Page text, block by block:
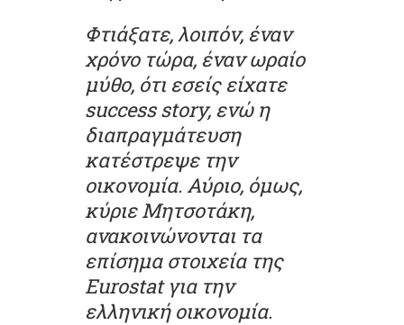
Φτιάξατε, λοιπόν, έναν
χρόνο τώρα, έναν ωραίο
μύθο, ότι εσείς είχατε
success story, ενώ η
διαπραγμάτευση
κατέστρεψε την
οικονομία. Αύριο, όμως,
κύριε Μητσοτάκη,
ανακοινώνονται τα
επίσημα στοιχεία της
Eurostat για την
ελληνική οικονομία.